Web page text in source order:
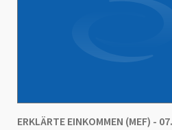
ERKLÄRTE EINKOMMEN (MEF) -